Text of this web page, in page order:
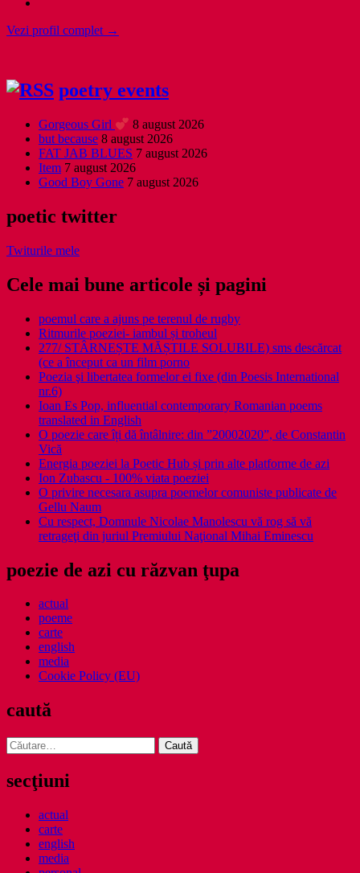
Vezi profil complet →
poetry events
Gorgeous Girl
8 august 2026
but because 8 august 2026
FAT JAB BLUES 7 august 2026
Item 7 august 2026
Good Boy Gone 7 august 2026
poetic twitter
Twiturile mele
Cele mai bune articole și pagini
poemul care a ajuns pe terenul de rugby
Ritmurile poeziei- iambul și troheul
277/ STÂRNEȘTE MĂȘTILE SOLUBILE) sms descărcat
(ce a început ca un film porno
Poezia şi libertatea formelor ei fixe (din Poesis International
nr.6)
Ioan Es Pop, influential contemporary Romanian poems
translated in English
O poezie care îți dă întâlnire: din ”20002020”, de Constantin
Vică
Energia poeziei la Poetic Hub și prin alte platforme de azi
Ion Zubascu - 100% viata poeziei
O privire necesara asupra poemelor comuniste publicate de
Gellu Naum
Cu respect, Domnule Nicolae Manolescu vă rog să vă
retrageţi din juriul Premiului Naţional Mihai Eminescu
poezie de azi cu răzvan ţupa
actual
poeme
carte
english
media
Cookie Policy (EU)
caută
Caută
după:
secţiuni
actual
carte
english
media